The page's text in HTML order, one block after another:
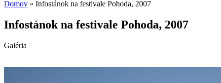
Domov » Infostánok na festivale Pohoda, 2007
Infostánok na festivale Pohoda, 2007
Galéria